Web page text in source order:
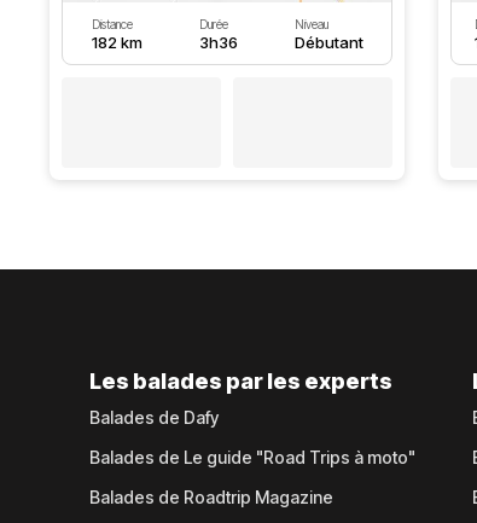
Distance
182 km
Durée
3h36
Niveau
Débutant
Les balades par les experts
Balades de Dafy
Balades de Le guide "Road Trips à moto"
Balades de Roadtrip Magazine